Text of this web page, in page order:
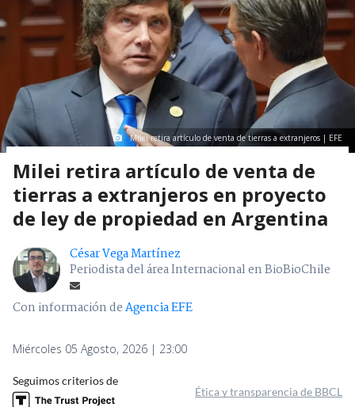
Milei retira artículo de venta de tierras a extranjeros | EFE
Milei retira artículo de venta de
tierras a extranjeros en proyecto
de ley de propiedad en Argentina
César Vega Martínez
Periodista del área Internacional en BioBioChile
Con información deAgencia EFE
Miércoles 05 Agosto, 2026 | 23:00
Seguimos criterios de
Ética y transparencia de BBCL